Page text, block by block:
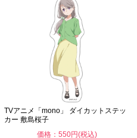
TVアニメ「mono」 ダイカットステッ
カー 敷島桜子
価格：550円(税込)